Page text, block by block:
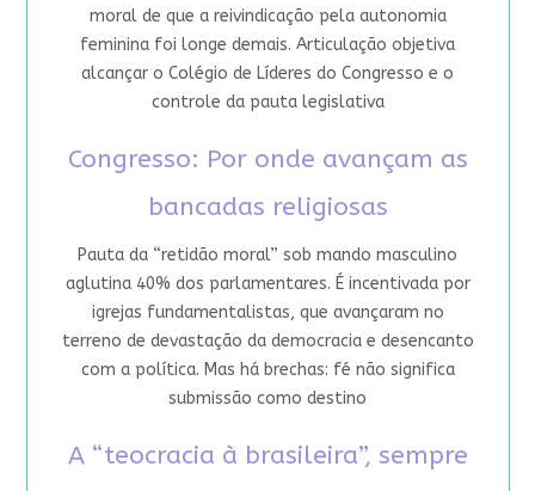
moral de que a reivindicação pela autonomia
feminina foi longe demais. Articulação objetiva
alcançar o Colégio de Líderes do Congresso e o
controle da pauta legislativa
Congresso: Por onde avançam as
bancadas religiosas
Pauta da “retidão moral” sob mando masculino
aglutina 40% dos parlamentares. É incentivada por
igrejas fundamentalistas, que avançaram no
terreno de devastação da democracia e desencanto
com a política. Mas há brechas: fé não significa
submissão como destino
A “teocracia à brasileira”, sempre